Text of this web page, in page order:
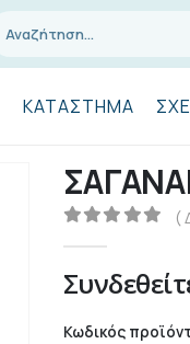
ΚΑΤΆΣΤΗΜΑ
(
Κωδικός